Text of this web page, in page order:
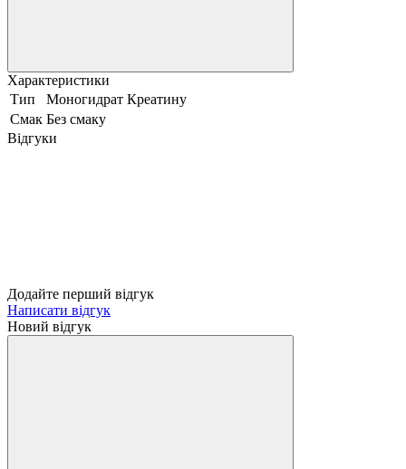
Характеристики
Тип
Моногидрат Креатину
Смак Без смаку
Відгуки
Додайте перший відгук
Написати відгук
Новий відгук